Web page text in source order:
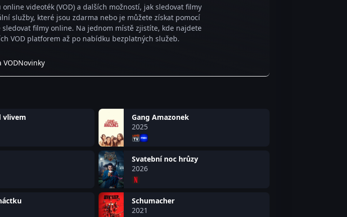
videoték (VOD) a dalších možností, jak sledovat filmy
služby, které jsou zdarma nebo je můžete získat pomocí
filmy online. Na jednom místě zjistíte, kde najdete
VOD platforem až po nabídku bezplatných služeb.
VODNovinky
vlivem
Gang Amazonek
2025
Svatební noc hrůzy
2026
Schumacher
2021